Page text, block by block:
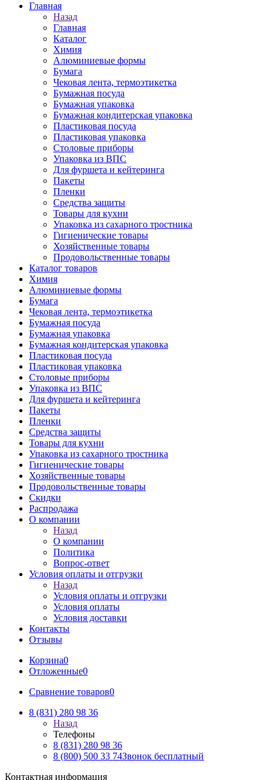
Главная
Назад
Главная
Каталог
Химия
Алюминиевые формы
Бумага
Чековая лента, термоэтикетка
Бумажная посуда
Бумажная упаковка
Бумажная кондитерская упаковка
Пластиковая посуда
Пластиковая упаковка
Столовые приборы
Упаковка из ВПС
Для фуршета и кейтеринга
Пакеты
Пленки
Средства защиты
Товары для кухни
Упаковка из сахарного тростника
Гигиенические товары
Хозяйственные товары
Продовольственные товары
Каталог товаров
Химия
Алюминиевые формы
Бумага
Чековая лента, термоэтикетка
Бумажная посуда
Бумажная упаковка
Бумажная кондитерская упаковка
Пластиковая посуда
Пластиковая упаковка
Столовые приборы
Упаковка из ВПС
Для фуршета и кейтеринга
Пакеты
Пленки
Средства защиты
Товары для кухни
Упаковка из сахарного тростника
Гигиенические товары
Хозяйственные товары
Продовольственные товары
Скидки
Распродажа
О компании
Назад
О компании
Политика
Вопрос-ответ
Условия оплаты и отгрузки
Назад
Условия оплаты и отгрузки
Условия оплаты
Условия доставки
Контакты
Отзывы
Корзина0
Отложенные0
Сравнение товаров0
8 (831) 280 98 36
Назад
Телефоны
8 (831) 280 98 36
8 (800) 500 33 74Звонок бесплатный
Контактная информация